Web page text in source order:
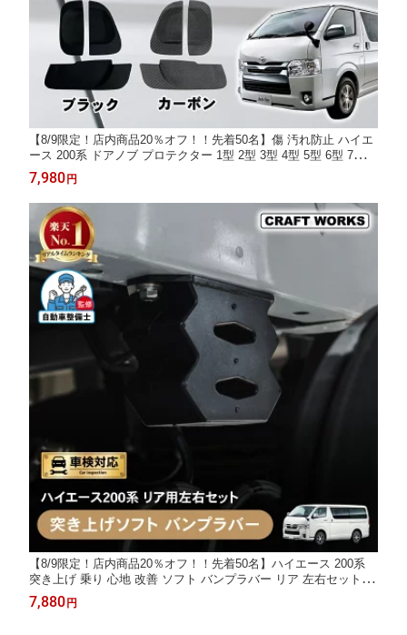
【8/9限定！店内商品20％オフ！！先着50名】傷 汚れ防止 ハイエ
ース 200系 ドアノブ プロテクター 1型 2型 3型 4型 5型 6型 7型 8
型 ドア ハンドル プロテクター ドアハンドルカバー ドアノブカバ
ー ドアプロテクター 防水 カスタム アクセサリー 専用 標準 ワイ
ド
7,980 円
【8/9限定！店内商品20％オフ！！先着50名】ハイエース 200系
突き上げ 乗り 心地 改善 ソフト バンプラバー リア 左右セット 吸
収 重積載対応 大容量 低反発 ボルトオン ローダウン 車高アップ
車 車 カスタム パーツ 1型 2型 3型 4型 5型 6型 7型 8型 S-GL ワ
7,880 円